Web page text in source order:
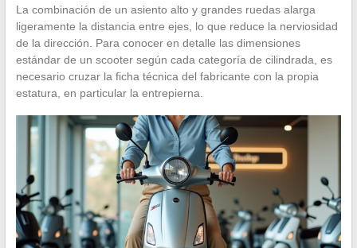
La combinación de un asiento alto y grandes ruedas alarga
ligeramente la distancia entre ejes, lo que reduce la nerviosidad
de la dirección. Para conocer en detalle las dimensiones
estándar de un scooter según cada categoría de cilindrada, es
necesario cruzar la ficha técnica del fabricante con la propia
estatura, en particular la entrepierna.